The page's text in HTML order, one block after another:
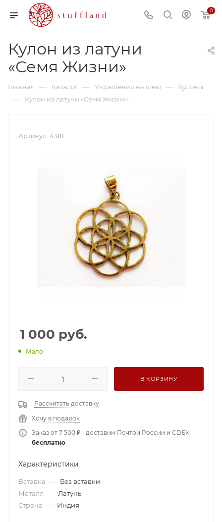
0
Кулон из латуни
«Семя Жизни»
Главная — Каталог — Украшения на шею — Кулоны
— Кулон из латуни «Семя Жизни»
Артикул: 4381
1 000 руб.
Мало
В КОРЗИНУ
Рассчитать доставку
Хочу в подарок
Заказ от 7 500 ₽ - доставим Почтой России и CDEK
бесплатно
Характеристики
Вставка — Без вставки
Металл — Латунь
Страна — Индия